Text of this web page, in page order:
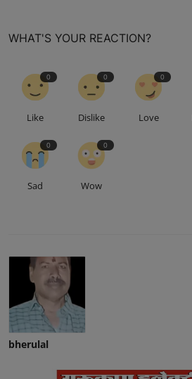
WHAT'S YOUR REACTION?
0
Like
0
Dislike
0
Love
0
Sad
0
Wow
bherulal